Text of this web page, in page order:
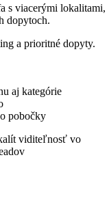
s viacerými lokalitami,
dopytoch.
a prioritné dopyty.
aj kategórie
pobočky
viditeľnosť vo